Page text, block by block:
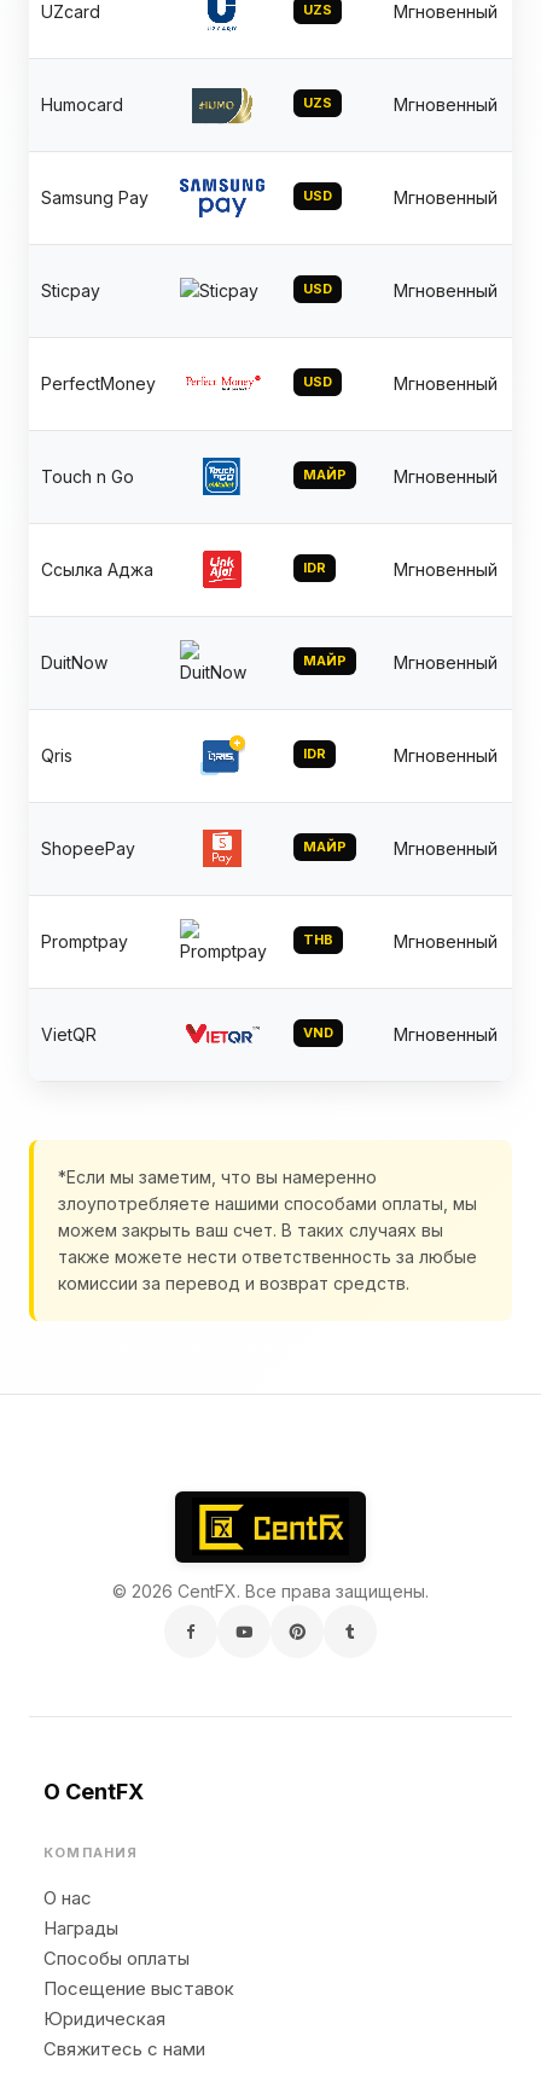
UZcard UZS Мгновенный
Humocard UZS Мгновенный
Samsung Pay USD Мгновенный
Sticpay USD Мгновенный
PerfectMoney USD Мгновенный
Touch n Go МАЙР Мгновенный
Ссылка Аджа IDR Мгновенный
DuitNow МАЙР Мгновенный
Qris IDR Мгновенный
ShopeePay МАЙР Мгновенный
Promptpay THB Мгновенный
VietQR VND Мгновенный
*Если мы заметим, что вы намеренно
злоупотребляете нашими способами оплаты, мы
можем закрыть ваш счет. В таких случаях вы
также можете нести ответственность за любые
комиссии за перевод и возврат средств.
© 2026 CentFX. Все права защищены.
О CentFX
КОМПАНИЯ
О нас
Награды
Способы оплаты
Посещение выставок
Юридическая
Свяжитесь с нами